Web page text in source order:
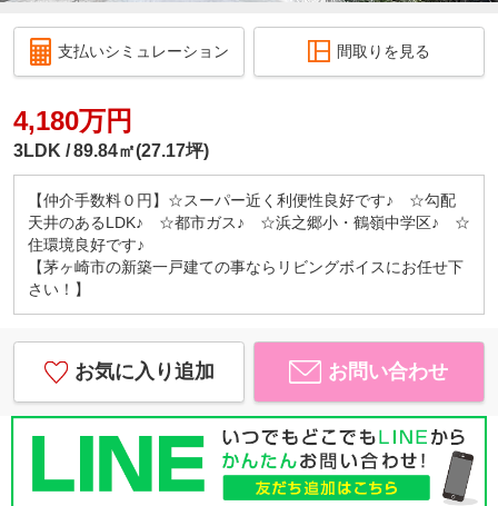
支払いシミュレーション 間取りを見る
4,180万円
3LDK 89.84㎡(27.17坪)
【仲介手数料０円】☆スーパー近く利便性良好です♪ ☆勾配
天井のあるLDK♪ ☆都市ガス♪ ☆浜之郷小・鶴嶺中学区♪ ☆
住環境良好です♪
【茅ヶ崎市の新築一戸建ての事ならリビングボイスにお任せ下
さい！】
お気に入り追加 お問い合わせ